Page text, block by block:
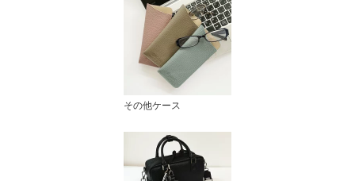
その他ケース